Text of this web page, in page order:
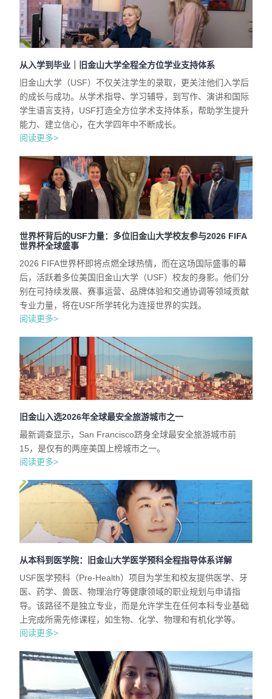
从入学到毕业｜旧金山大学全程全方位学业支持体系
旧金山大学（USF）不仅关注学生的录取，更关注他们入学后
的成长与成功。从学术指导、学习辅导，到写作、演讲和国际
学生语言支持，USF打造全方位学术支持体系，帮助学生提升
能力、建立信心，在大学四年中不断成长。
阅读更多>
世界杯背后的USF力量：多位旧金山大学校友参与2026 FIFA
世界杯全球盛事
2026 FIFA世界杯即将点燃全球热情，而在这场国际盛事的幕
后，活跃着多位美国旧金山大学（USF）校友的身影。他们分
别在可持续发展、赛事运营、品牌体验和交通协调等领域贡献
专业力量，将在USF所学转化为连接世界的实践。
阅读更多>
旧金山入选2026年全球最安全旅游城市之一
最新调查显示，San Francisco跻身全球最安全旅游城市前
15，是仅有的两座美国上榜城市之一。
阅读更多>
从本科到医学院：旧金山大学医学预科全程指导体系详解
USF医学预科（Pre-Health）项目为学生和校友提供医学、牙
医、药学、兽医、物理治疗等健康领域的职业规划与申请指
导。该路径不是独立专业，而是允许学生在任何本科专业基础
上完成所需先修课程，如生物、化学、物理和有机化学等。
阅读更多>